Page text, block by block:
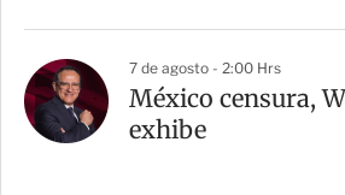
7 de agosto - 2:00 Hrs
México censura,
exhibe